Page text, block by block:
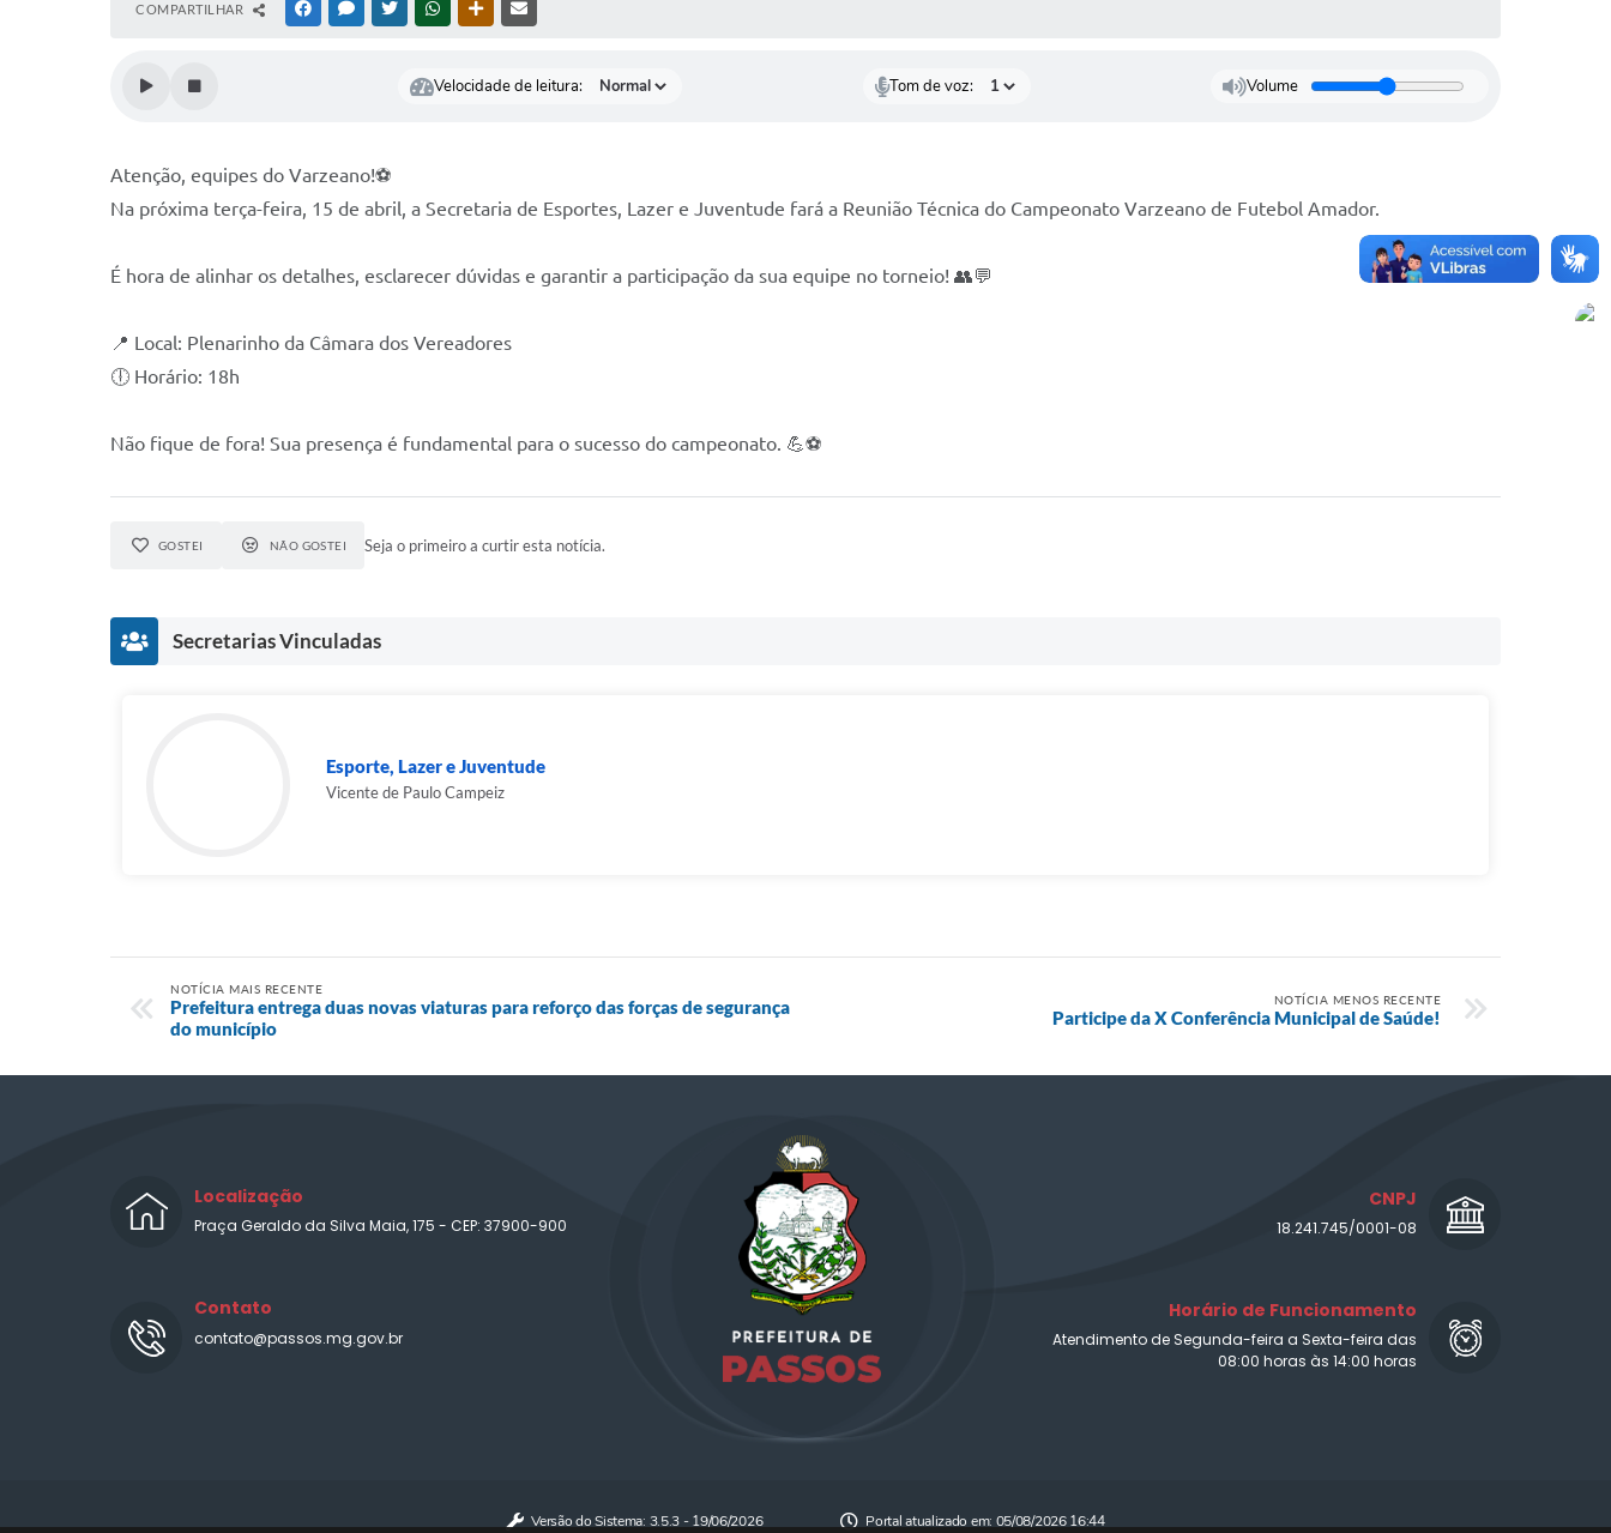
COMPARTILHAR FACEBOOKMESSENGER
TWITTERWHATSAPPOUTRAS MÍDIAS
Velocidade de leitura: Tom de voz: Volume
Atenção, equipes do Varzeano!⚽
Na próxima terça-feira, 15 de abril, a Secretaria de Esportes, Lazer e Juventude fará a Reunião Técnica do Campeonato Varzeano de Futebol Amador.
É hora de alinhar os detalhes, esclarecer dúvidas e garantir a participação da sua equipe no torneio! 👥💬
📍 Local: Plenarinho da Câmara dos Vereadores
🕕 Horário: 18h
Não fique de fora! Sua presença é fundamental para o sucesso do campeonato. 💪⚽
GOSTEI NÃO GOSTEI Seja o primeiro a curtir esta notícia.
Secretarias Vinculadas
Esporte, Lazer e Juventude
Vicente de Paulo Campeiz
NOTÍCIA MAIS RECENTE
Prefeitura entrega duas novas viaturas para reforço das forças de segurança
do município
NOTÍCIA MENOS RECENTE
Participe da X Conferência Municipal de Saúde!
Localização
Praça Geraldo da Silva Maia, 175 - CEP: 37900-900
Contato
contato@passos.mg.gov.br
CNPJ
18.241.745/0001-08
Horário de Funcionamento
Atendimento de Segunda-feira a Sexta-feira das
08:00 horas às 14:00 horas
Versão do Sistema: 3.5.3 - 19/06/2026 Portal atualizado em: 05/08/2026 16:44